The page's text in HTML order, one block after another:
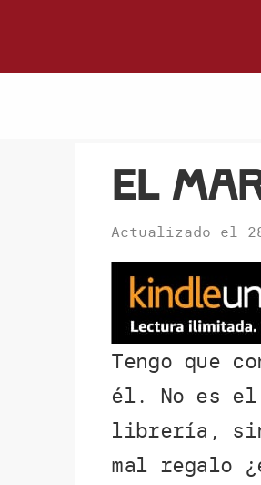
El
Actualizado el
Tengo que
él. No es el
librería,
mal regalo